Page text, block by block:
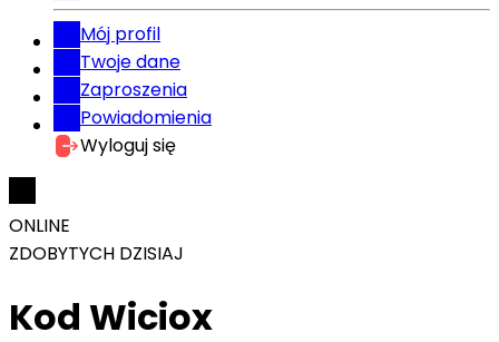
Mój profil
Twoje dane
Zaproszenia
Powiadomienia
Wyloguj się
ONLINE
ZDOBYTYCH DZISIAJ
Kod Wiciox